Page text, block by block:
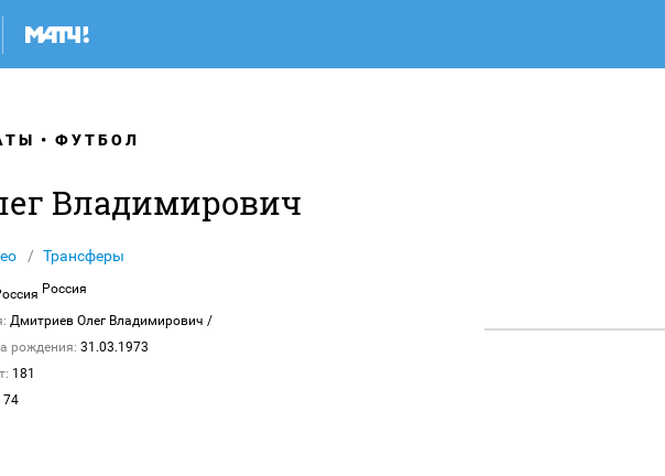
ФУТБОЛ
Владимирович
Трансферы
Россия
Дмитриев Олег Владимирович /
рождения: 31.03.1973
181
74